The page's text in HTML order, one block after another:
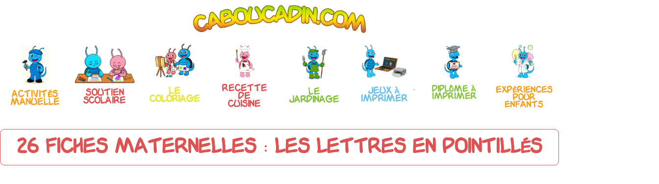
Activités
manuelle
Soutien
scolaire
Le
coloriage
Recette
de
Cuisine
Le
Jardinage
Jeux à
imprimer
Diplôme à
imprimer
Expériences
pour
enfants
26 fiches maternelles : les lettres en pointillés